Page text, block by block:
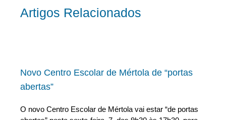
Artigos Relacionados
Novo Centro Escolar de Mértola de “portas
abertas”
O novo Centro Escolar de Mértola vai estar “de portas